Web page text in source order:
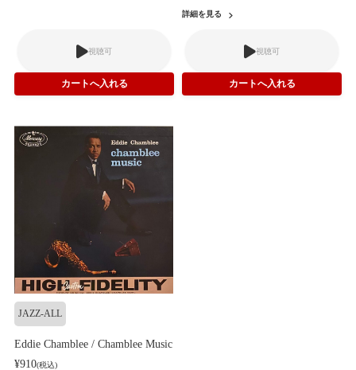
視聴可
詳細を見る
視聴可
JAZZ-ALL
Eddie Chamblee / Chamblee Music
¥910(税込)